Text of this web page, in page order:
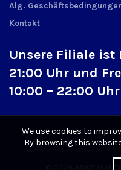
Alg.
Kontakt
Unsere Filiale ist
21:00 Uhr und
10:00 – 22:00
MIKE
We use cookies to
By browsing this